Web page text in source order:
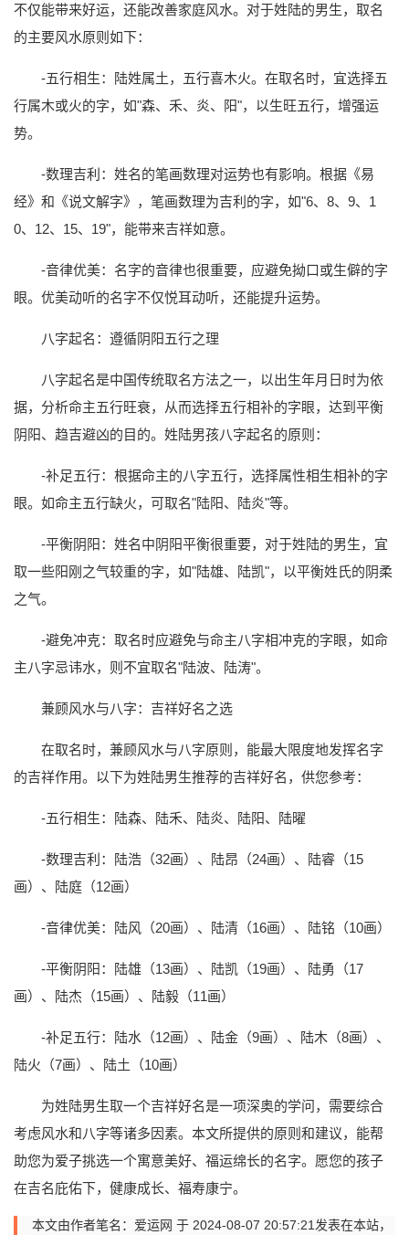
不仅能带来好运，还能改善家庭风水。对于姓陆的男生，取名
的主要风水原则如下：
-五行相生：陆姓属土，五行喜木火。在取名时，宜选择五
行属木或火的字，如"森、禾、炎、阳"，以生旺五行，增强运
势。
-数理吉利：姓名的笔画数理对运势也有影响。根据《易
经》和《说文解字》，笔画数理为吉利的字，如"6、8、9、1
0、12、15、19"，能带来吉祥如意。
-音律优美：名字的音律也很重要，应避免拗口或生僻的字
眼。优美动听的名字不仅悦耳动听，还能提升运势。
八字起名：遵循阴阳五行之理
八字起名是中国传统取名方法之一，以出生年月日时为依
据，分析命主五行旺衰，从而选择五行相补的字眼，达到平衡
阴阳、趋吉避凶的目的。姓陆男孩八字起名的原则：
-补足五行：根据命主的八字五行，选择属性相生相补的字
眼。如命主五行缺火，可取名"陆阳、陆炎"等。
-平衡阴阳：姓名中阴阳平衡很重要，对于姓陆的男生，宜
取一些阳刚之气较重的字，如"陆雄、陆凯"，以平衡姓氏的阴柔
之气。
-避免冲克：取名时应避免与命主八字相冲克的字眼，如命
主八字忌讳水，则不宜取名"陆波、陆涛"。
兼顾风水与八字：吉祥好名之选
在取名时，兼顾风水与八字原则，能最大限度地发挥名字
的吉祥作用。以下为姓陆男生推荐的吉祥好名，供您参考：
-五行相生：陆森、陆禾、陆炎、陆阳、陆曜
-数理吉利：陆浩（32画）、陆昂（24画）、陆睿（15
画）、陆庭（12画）
-音律优美：陆风（20画）、陆清（16画）、陆铭（10画）
-平衡阴阳：陆雄（13画）、陆凯（19画）、陆勇（17
画）、陆杰（15画）、陆毅（11画）
-补足五行：陆水（12画）、陆金（9画）、陆木（8画）、
陆火（7画）、陆土（10画）
为姓陆男生取一个吉祥好名是一项深奥的学问，需要综合
考虑风水和八字等诸多因素。本文所提供的原则和建议，能帮
助您为爱子挑选一个寓意美好、福运绵长的名字。愿您的孩子
在吉名庇佑下，健康成长、福寿康宁。
本文由作者笔名：爱运网 于 2024-08-07 20:57:21发表在本站，